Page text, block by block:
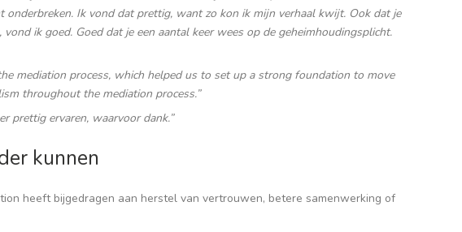
onderbreken. Ik vond dat prettig, want zo kon ik mijn verhaal kwijt. Ook dat je
ik goed. Goed dat je een aantal keer wees op de geheimhoudingsplicht.
mediation process, which helped us to set up a strong foundation to move
throughout the mediation process.”
prettig ervaren, waarvoor dank.”
kunnen
heeft bijgedragen aan herstel van vertrouwen, betere samenwerking of